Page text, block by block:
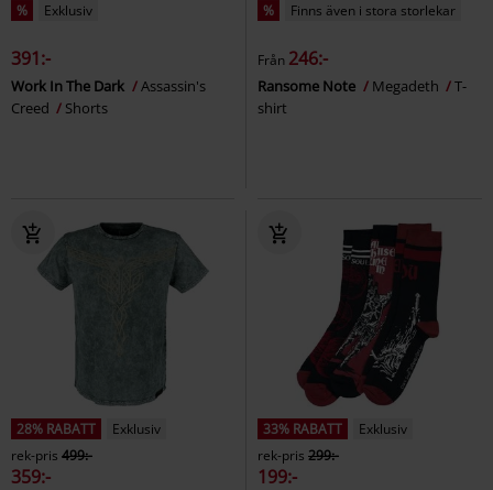
% Exklusiv
391:-
Work In The Dark
Assassin's
Creed
Shorts
% Finns även i stora storlekar
Från 246:-
Ransome Note Megadeth
T-
shirt
28% RABATT
Exklusiv
rek-pris 499:-
359:-
33% RABATT
Exklusiv
rek-pris 299:-
199:-